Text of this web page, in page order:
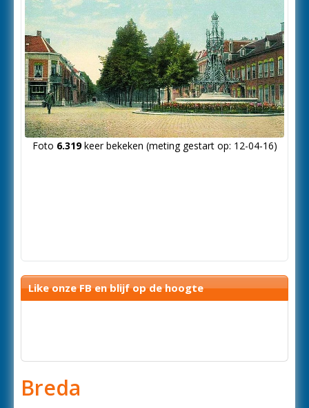
Foto 6.319keer bekeken (meting gestart op: 12-04-16)
Like onze FB en blijf op de hoogte
Breda